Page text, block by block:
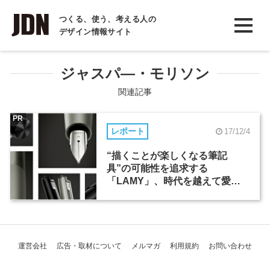
つくる、使う、考える人の
デザイン情報サイト
INTERVIEW
インタビュー
REPORT
COLUMN
ジャスパ―・モリソン
関連記事
レポート 17/12/4
“描くことが楽しくなる筆記
具”の可能性を追求する
「LAMY」、時代を越えて愛さ
PR
運営会社 広告・取材について メルマガ 利用規約 お問い合わせ